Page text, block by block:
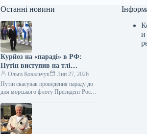
Останні новини
Курйоз на «параді» в РФ:
Путін виступив на тлі
намальованого флоту (фото)
Ольга Ковальчук
Лип 27, 2026
Путін скасував проведення параду до
дня морського флоту Президент Росії
курйоз. Диктатор не зміг
організувати…
и